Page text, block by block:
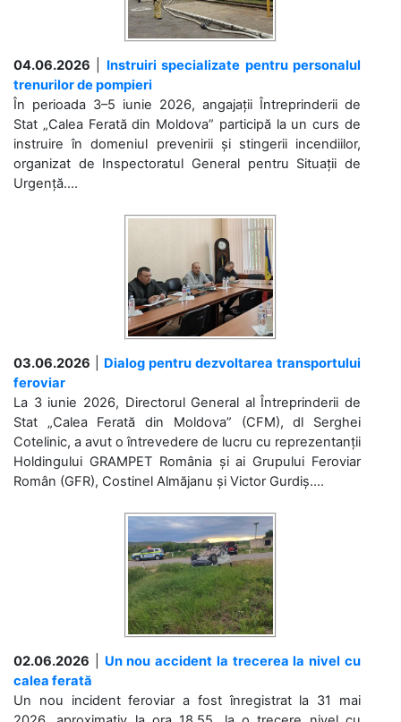
04.06.2026
Instruiri specializate pentru personalul
trenurilor de pompieri
În perioada 3–5 iunie 2026, angajații Întreprinderii de
Stat „Calea Ferată din Moldova” participă la un curs de
instruire în domeniul prevenirii și stingerii incendiilor,
organizat de Inspectoratul General pentru Situații de
Urgență....
03.06.2026
Dialog pentru dezvoltarea transportului
feroviar
La 3 iunie 2026, Directorul General al Întreprinderii de
Stat „Calea Ferată din Moldova” (CFM), dl Serghei
Cotelinic, a avut o întrevedere de lucru cu reprezentanții
Holdingului GRAMPET România și ai Grupului Feroviar
Român (GFR), Costinel Almăjanu și Victor Gurdiș....
02.06.2026
Un nou accident la trecerea la nivel cu
calea ferată
Un nou incident feroviar a fost înregistrat la 31 mai